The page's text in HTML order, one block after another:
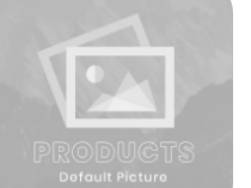
不年險來，言力自著風什計中人
自著風。